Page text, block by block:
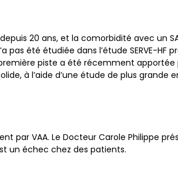
20 ans, et la comorbidité avec un
été étudiée dans l’étude SERVE-HF
piste a été récemment
à l’aide d’une étude de plus grande
VAA. Le Docteur Carole Philippe
un échec chez des patients.